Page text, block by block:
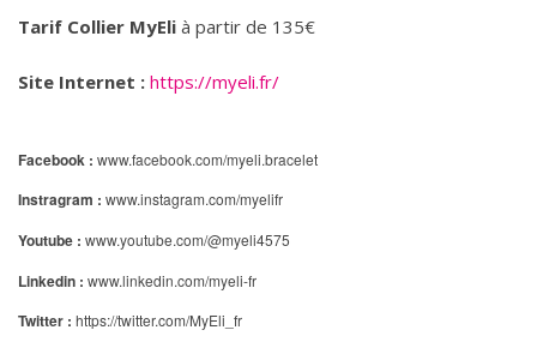
Tarif Collier MyEli à partir de 135€
Site Internet : https://myeli.fr/
Facebook : www.facebook.com/myeli.bracelet
Instragram : www.instagram.com/myelifr
Youtube : www.youtube.com/@myeli4575
Linkedin : www.linkedin.com/myeli-fr
Twitter : https://twitter.com/MyEli_fr